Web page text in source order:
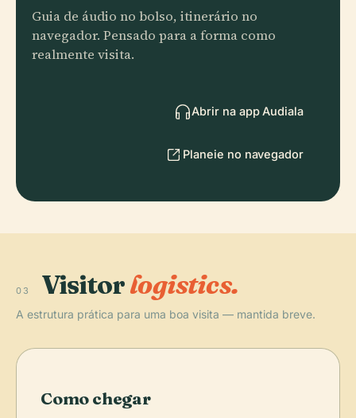
Guia de áudio no bolso, itinerário no
navegador. Pensado para a forma como
realmente visita.
Abrir na app Audiala
Planeie no navegador
03 Visitorlogistics.
A estrutura prática para uma boa visita — mantida breve.
Como chegar